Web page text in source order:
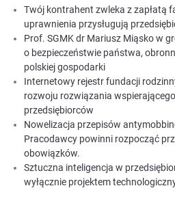
Twój kontrahent zwleka z zapłatą
uprawnienia przysługują
Prof. SGMK dr Mariusz Miąsko w
o bezpieczeństwie państwa,
polskiej gospodarki
Internetowy rejestr fundacji
rozwoju rozwiązania
przedsiębiorców
Nowelizacja przepisów
Pracodawcy powinni rozpocząć
obowiązków.
Sztuczna inteligencja w
wyłącznie projektem